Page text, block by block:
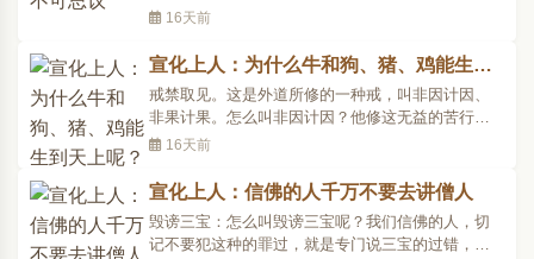
萨的护持。所以你修这咒必须要诚意正心，修身，
心，能格物致知，诚意正心，修身，则持此咒就有
大感应，有人不懂咒的意义就冒冒然说楞严咒是许
多小的咒合成的才..
16天前
宣化上人：为什么牛和狗、猪、鸡能生到
天上呢？
戒禁取见。这是外道所修的一种戒，叫非因计因、
非果计果。怎么叫非因计因？他修这无益的苦行，
他说修这种苦行就可以得到涅槃，得到这种最快乐
这种外道，因为修苦行，也有的开天眼了，得到天
眼通；开了天眼，他就看到牛、狗、猪、鸡，有的
畜生都生天去的，..
16天前
宣化上人：信佛的人千万不要去讲僧人
毁谤三宝：怎么叫毁谤三宝呢？我们信佛的人，切
记不要犯这种的罪过，就是专门说三宝的过错，说